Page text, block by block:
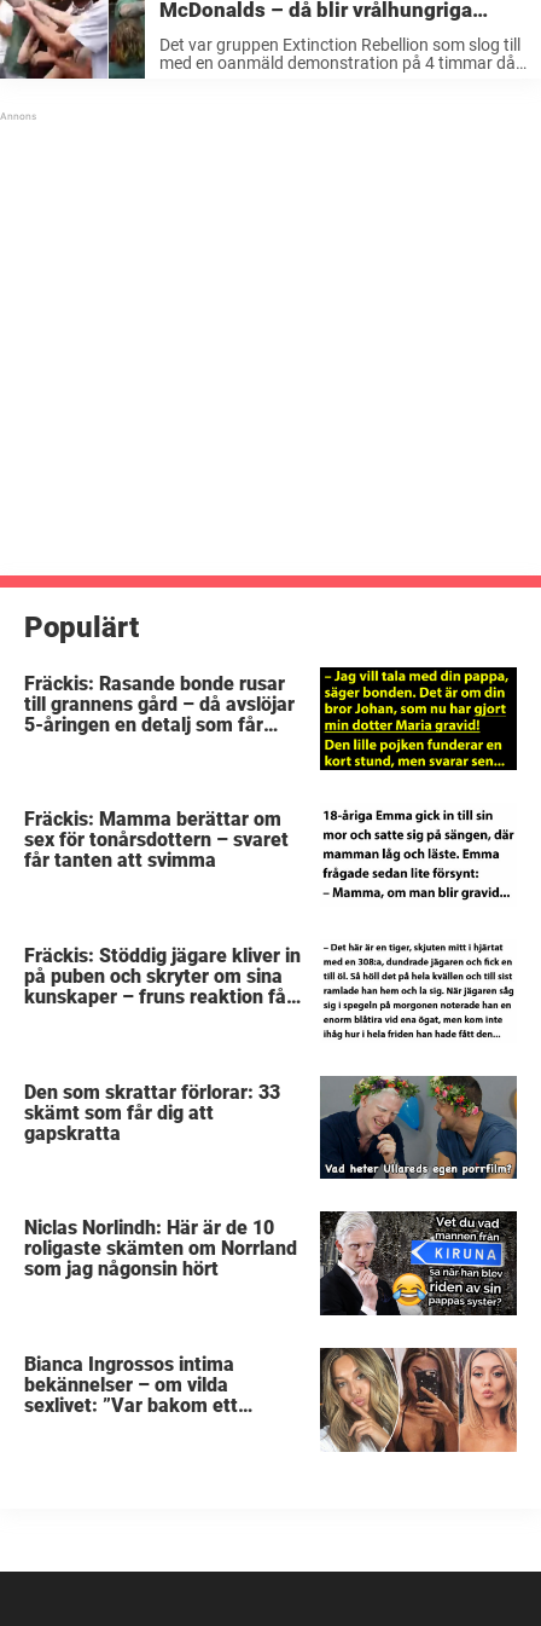
McDonalds – då blir vrålhungriga
Det var gruppen Extinction Rebellion som slog till
med en oanmäld demonstration på 4 timmar då
Populärt
Fräckis: Rasande bonde rusar
till grannens gård – då avslöjar
5-åringen en detalj som får
Fräckis: Mamma berättar om
sex för tonårsdottern – svaret
får tanten att svimma
Fräckis: Stöddig jägare kliver in
på puben och skryter om sina
kunskaper – fruns reaktion får
Den som skrattar förlorar: 33
skämt som får dig att
gapskratta
Niclas Norlindh: Här är de 10
roligaste skämten om Norrland
som jag någonsin hört
Bianca Ingrossos intima
bekännelser – om vilda
sexlivet: ”Var bakom ett